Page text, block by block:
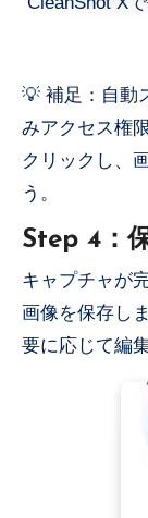
💡 補足：自動
みアクセス権
クリックし、
う。
Step 4：
キャプチャが
画像を保存し
要に応じて編